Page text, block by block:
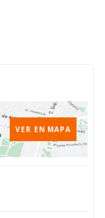
VER EN MAPA